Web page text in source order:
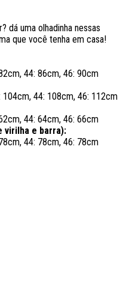
dá uma olhadinha nessas
que você tenha em casa!
44: 86cm, 46: 90cm
44: 108cm, 46: 112cm
44: 64cm, 46: 66cm
virilha e barra):
44: 78cm, 46: 78cm